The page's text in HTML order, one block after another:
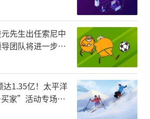
先生出任索尼中
团队将进一步强
达1.35亿！太平洋
家”活动专场收